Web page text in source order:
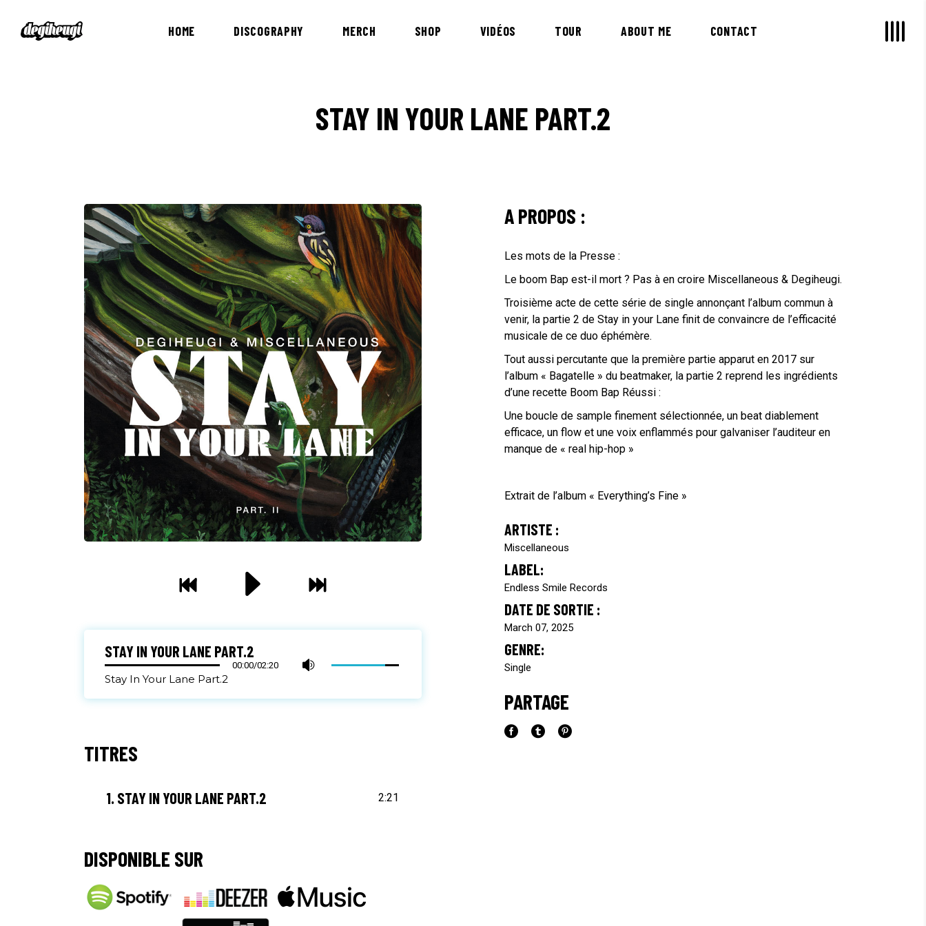
HOME DISCOGRAPHY MERCH SHOP VIDÉOS TOUR ABOUT ME CONTACT
STAY IN YOUR LANE PART.2
STAY IN YOUR LANE PART.2
00:00/02:20
Stay In Your Lane Part.2
TITRES
1. STAY IN YOUR LANE PART.2 2:21
DISPONIBLE SUR
A PROPOS :
Les mots de la Presse :
Le boom Bap est-il mort ? Pas à en croire Miscellaneous & Degiheugi.
Troisième acte de cette série de single annonçant l’album commun à
venir, la partie 2 de Stay in your Lane finit de convaincre de l’efficacité
musicale de ce duo éphémère.
Tout aussi percutante que la première partie apparut en 2017 sur
l’album « Bagatelle » du beatmaker, la partie 2 reprend les ingrédients
d’une recette Boom Bap Réussi :
Une boucle de sample finement sélectionnée, un beat diablement
efficace, un flow et une voix enflammés pour galvaniser l’auditeur en
manque de « real hip-hop »
Extrait de l’album « Everything’s Fine »
ARTISTE :
Miscellaneous
LABEL:
Endless Smile Records
DATE DE SORTIE :
March 07, 2025
GENRE:
Single
PARTAGE